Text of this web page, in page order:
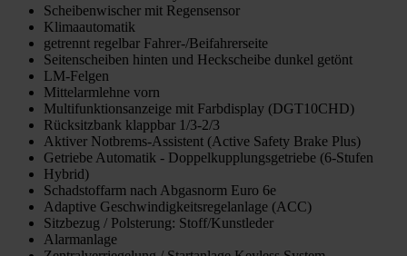
Scheibenwischer mit Regensensor
Klimaautomatik
getrennt regelbar Fahrer-/Beifahrerseite
Seitenscheiben hinten und Heckscheibe dunkel getönt
LM-Felgen
Mittelarmlehne vorn
Multifunktionsanzeige mit Farbdisplay (DGT10CHD)
Rücksitzbank klappbar 1/3-2/3
Aktiver Notbrems-Assistent (Active Safety Brake Plus)
Getriebe Automatik - Doppelkupplungsgetriebe (6-Stufen
Hybrid)
Schadstoffarm nach Abgasnorm Euro 6e
Adaptive Geschwindigkeitsregelanlage (ACC)
Sitzbezug / Polsterung: Stoff/Kunstleder
Alarmanlage